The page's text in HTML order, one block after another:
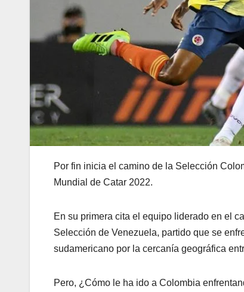
Por fin inicia el camino de la Selección
Mundial de Catar 2022.
En su primera cita el equipo liderado en el
Selección de Venezuela, partido que se
sudamericano por la cercanía geográfica
Pero, ¿Cómo le ha ido a Colombia